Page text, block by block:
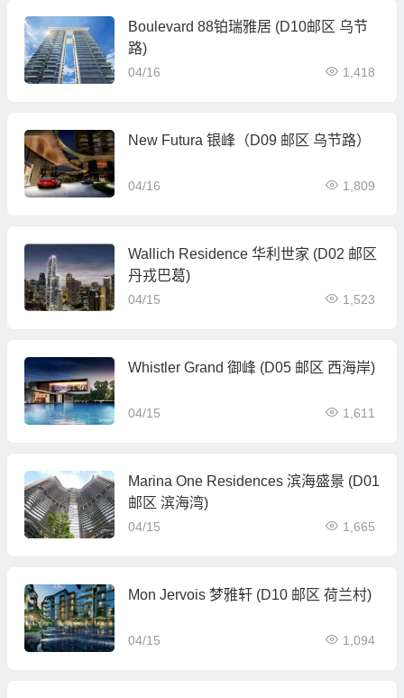
Boulevard 88铂瑞雅居 (D10邮区 乌节
路)
04/16 1,418
New Futura 银峰（D09 邮区 乌节路）
04/16 1,809
Wallich Residence 华利世家 (D02 邮区
丹戎巴葛)
04/15 1,523
Whistler Grand 御峰 (D05 邮区 西海岸)
04/15 1,611
Marina One Residences 滨海盛景 (D01
邮区 滨海湾)
04/15 1,665
Mon Jervois 梦雅轩 (D10 邮区 荷兰村)
04/15 1,094